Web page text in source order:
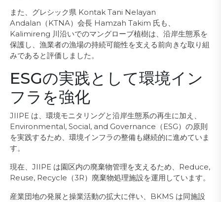
また、グレシック県 Kontak Tani Nelayan
Andalan（KTNA）会長 Hamzah Takim 氏も、
Kalimireng 川沿いでのマングローブ植樹は、沿岸生態系を
保護し、漁業者の漁場の持続可能性を支える前向きな取り組
みであると評価しました。
ESGの実践として環境イン
フラを強化
JIIPE は、環境モニタリングと沿岸生態系の再生に加え、
Environmental, Social, and Governance（ESG）の原則
を実践するため、環境インフラの整備も継続的に進めていま
す。
現在、JIIPE は園区内の廃棄物管理を支えるため、Reduce,
Reuse, Recycle（3R）廃棄物処理施設を運用しています。
産業団地の発展と操業活動の拡大に伴い、BKMS は同施設